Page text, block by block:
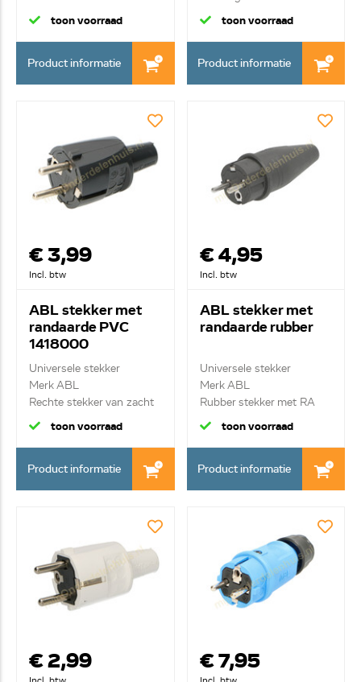
...
toon voorraad
Product informatie
ophan...
toon voorraad
Product informatie
€ 3,99
Incl. btw
ABL stekker met
randaarde PVC
1418000
Universele stekker
Merk ABL
Rechte stekker van zacht
PVC m...
toon voorraad
Product informatie
€ 4,95
Incl. btw
ABL stekker met
randaarde rubber
Universele stekker
Merk ABL
Rubber stekker met RA
toon voorraad
Product informatie
€ 2,99 € 7,95